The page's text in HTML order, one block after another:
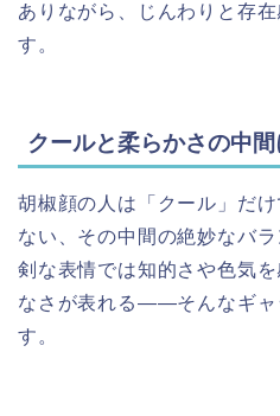
ありながら、じんわりと存
す。
クールと柔らかさの中
胡椒顔の人は「クール」だ
ない、その中間の絶妙なバ
剣な表情では知的さや色気
なさが表れる――そんなギャ
す。